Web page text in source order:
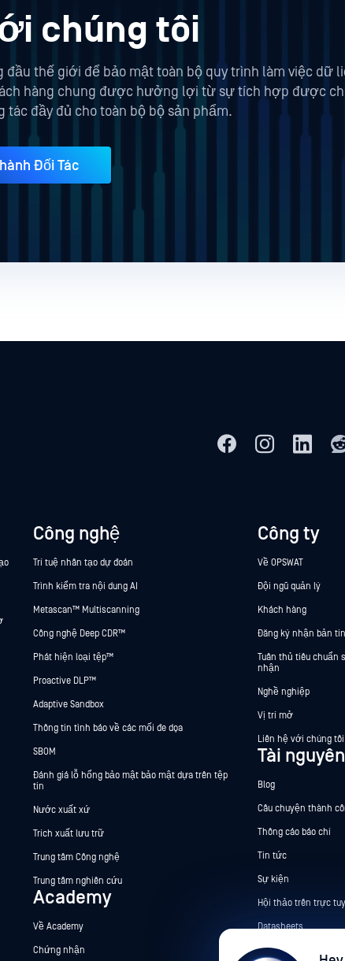
chúng tôi
đầu thế giới để bảo mật toàn bộ quy trình làm việc dữ
hàng chung được hưởng lợi từ sự tích hợp được
đầy đủ cho toàn bộ bộ sản phẩm.
Đối Tác
Công nghệ
Trí tuệ nhân tạo dự đoán
Trình kiểm tra nội dung AI
Metascan™ Multiscanning
Công nghệ Deep CDR™
Phát hiện loại tệp™
Proactive DLP™
Adaptive Sandbox
Thông tin tình báo về các mối đe dọa
SBOM
Đánh giá lỗ hổng bảo mật bảo mật dựa trên tệp
tin
Nước xuất xứ
Trích xuất lưu trữ
Trung tâm Công nghệ
Trung tâm nghiên cứu
Academy
Về Academy
Chứng nhận
Công ty
Về OPSWAT
Đội ngũ quản lý
Khách hàng
Đăng ký nhận bản tin
Tuân thủ tiêu
nhận
Nghề nghiệp
Vị trí mở
Liên hệ với chúng tôi
Tài nguyên
Blog
Câu chuyện thành
Thông cáo báo chí
Tin tức
Sự kiện
Hội thảo trên trực
Datasheets
White Papers